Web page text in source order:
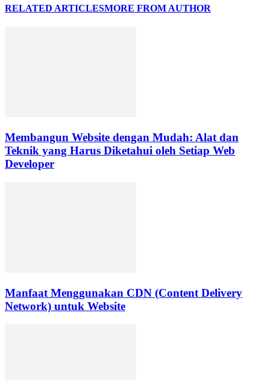
RELATED ARTICLESMORE FROM AUTHOR
Membangun Website dengan Mudah: Alat dan
Teknik yang Harus Diketahui oleh Setiap Web
Developer
Manfaat Menggunakan CDN (Content Delivery
Network) untuk Website